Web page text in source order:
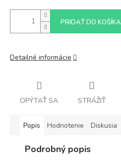
PRIDAŤ DO KOŠÍKA
Detailné informácie
OPÝTAŤ SA STRÁŽIŤ
Popis Hodnotenie Diskusia
Podrobný popis